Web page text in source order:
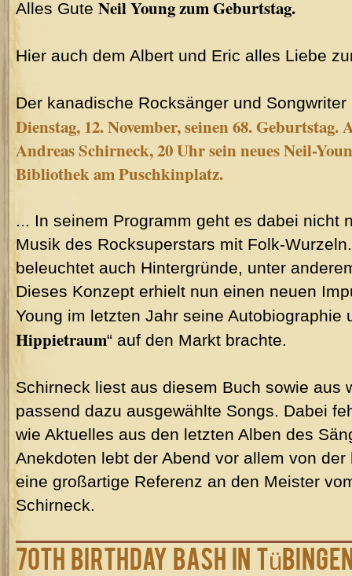
Alles Gute Neil Young zum Geburtstag.
Hier auch dem Albert und Eric alles Liebe
Der kanadische Rocksänger und
Dienstag, 12. November, seinen 68. Geburtstag.
Andreas Schirneck, 20 Uhr sein neues Neil-
Bibliothek am Puschkinplatz.
... In seinem Programm geht es dabei nicht
Musik des Rocksuperstars mit Folk-
beleuchtet auch Hintergründe, unter
Dieses Konzept erhielt nun einen neuen
Young im letzten Jahr seine Autobiographie
Hippietraum“ auf den Markt brachte.
Schirneck liest aus diesem Buch sowie aus
passend dazu ausgewählte Songs. Dabei
wie Aktuelles aus den letzten Alben des
Anekdoten lebt der Abend vor allem von
eine großartige Referenz an den Meister
Schirneck.
70th birthday bash in